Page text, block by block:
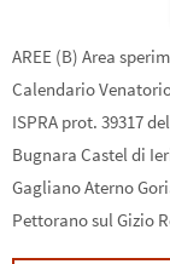
AREE (B) Area
Calendario
ISPRA prot. 39317
Bugnara Castel di
Gagliano Aterno
Pettorano sul Gizio